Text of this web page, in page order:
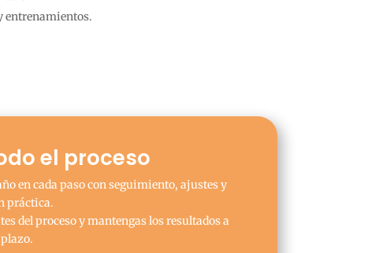
entrenamientos.
el proceso
en cada paso con seguimiento, ajustes y
práctica.
del proceso y mantengas los resultados a